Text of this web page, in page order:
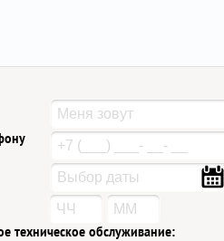
техническое обслуживание: